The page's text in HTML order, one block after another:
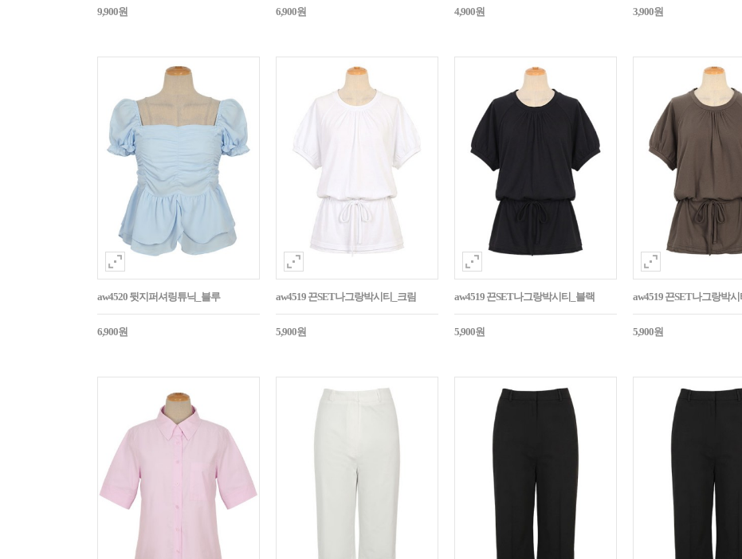
9,900원 6,900원 4,900원 3,900원
aw4520 뒷지퍼셔링튜닉_블루
6,900원
aw4519 끈SET나그랑박시티_크림
5,900원
aw4519 끈SET나그랑박시티_블랙
5,900원
aw4519 끈SET나그랑박
5,900원